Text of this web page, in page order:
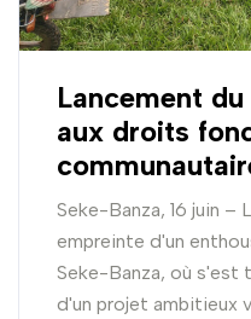
Lancement
aux droits
Seke-Banza, 16 juin
empreinte d'un
Seke-Banza, où s'est
d'un projet ambitieux